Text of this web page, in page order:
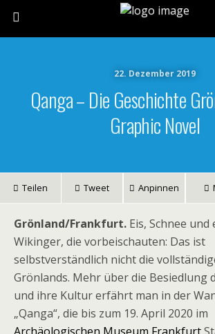
22. Dezember 2019
Qanga – Die Geschichte
Graphic Novel
Teilen Tweet Anpinnen
Grönland/Frankfurt. Eis, Schnee und
Wikinger, die vorbeischauten: Das ist
selbstverständlich nicht die
Grönlands. Mehr über die Besiedlung
und ihre Kultur erfährt man in der
„Qanga“, die bis zum 19. April 2020 im